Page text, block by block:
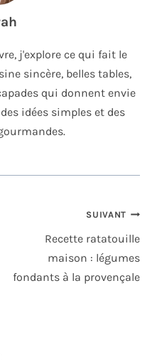
j'explore ce qui fait le
sincère, belles tables,
qui donnent envie
idées simples et des
SUIVANT
Recette ratatouille
maison : légumes
fondants à la provençale